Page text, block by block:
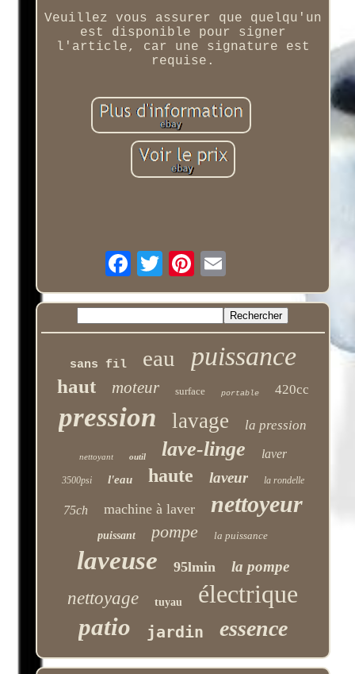
Veuillez vous assurer que quelqu'un
est disponible pour signer
l'article, car une signature est
requise.
sans fil eau puissance
haut moteur surface portable 420cc
pression lavage la pression
nettoyant outil lave-linge laver
3500psi l'eau haute laveur la rondelle
75ch machine à laver nettoyeur
puissant pompe la puissance
laveuse 95lmin la pompe
nettoyage tuyau électrique
patio jardin essence